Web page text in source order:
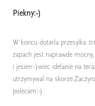
Piekny:-)
W koncu dotarla
zapach jest naprawde
i jesien:-)wiec idelanie na
utrzymywal na
polecam:-)